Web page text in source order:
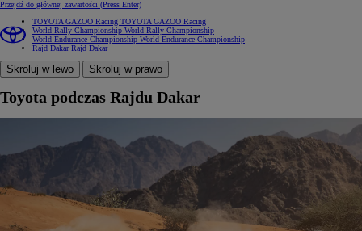
Przejdź do głównej zawartości (Press Enter)
TOYOTA GAZOO Racing TOYOTA GAZOO Racing
World Rally Championship World Rally Championship
World Endurance Championship World Endurance Championship
Rajd DakarRajd Dakar
Skroluj w lewo Skroluj w prawo
Toyota podczas Rajdu Dakar